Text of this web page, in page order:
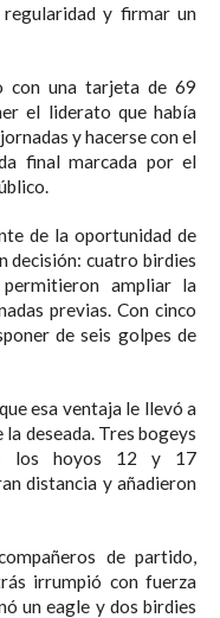
y firmar un
con una tarjeta de 69
el liderato que había
y hacerse con el
final marcada por el
de la oportunidad de
decisión: cuatro birdies
ampliar la
previas. Con cinco
de seis golpes de
esa ventaja le llevó a
deseada. Tres bogeys
los hoyos 12 y 17
distancia y añadieron
de partido,
irrumpió con fuerza
un eagle y dos birdies